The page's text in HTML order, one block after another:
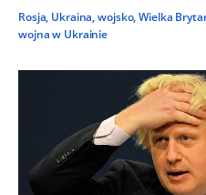
Rosja, Ukraina,wojsko,Wielka
wojna w Ukrainie